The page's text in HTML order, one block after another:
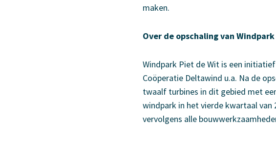
maken.
Over de opschaling van
Windpark Piet de Wit is een
Coöperatie Deltawind u.a. Na de
twaalf turbines in dit gebied met
windpark in het vierde kwartaal van
vervolgens alle